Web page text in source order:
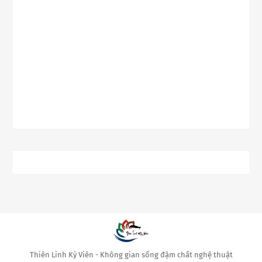
Thiên Linh Kỳ Viên - Không gian sống đậm chất nghệ thuật